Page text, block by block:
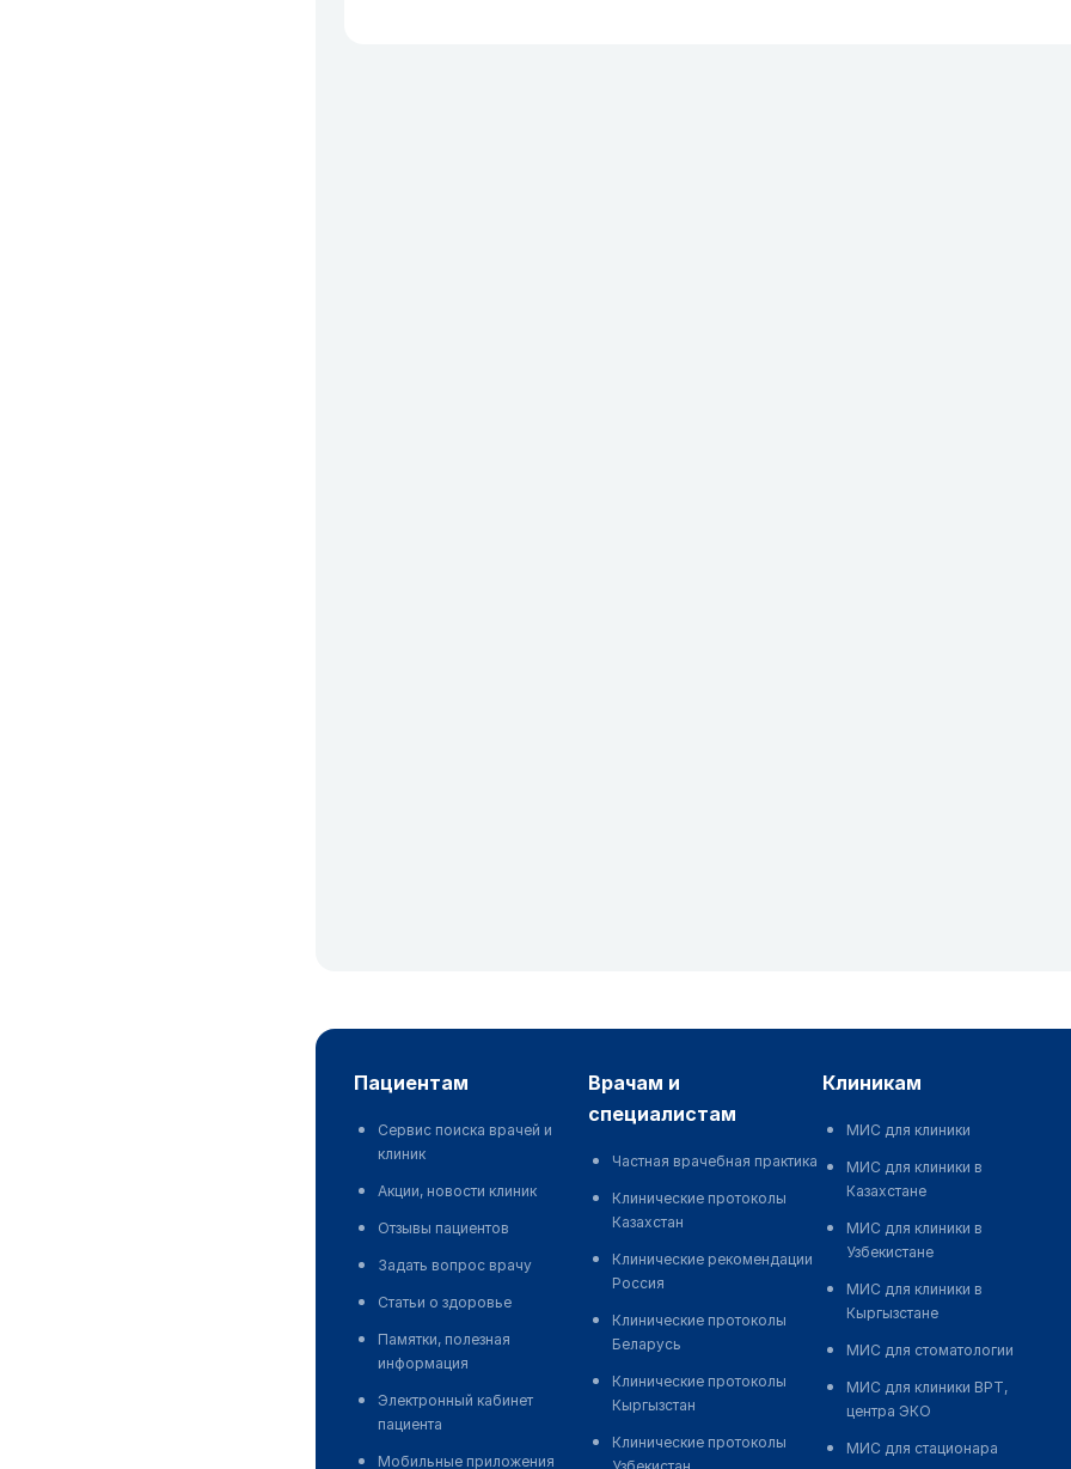
пациентам
Сервис поиска врачей и
клиник
Акции, новости клиник
Отзывы пациентов
Задать вопрос врачу
Статьи о здоровье
Памятки, полезная
информация
Электронный кабинет
пациента
Мобильные приложения
врачам и
специалистам
Частная врачебная практика
Клинические протоколы
Казахстан
Клинические рекомендации
Россия
Клинические протоколы
Беларусь
Клинические протоколы
Кыргызстан
Клинические протоколы
клиникам
МИС для клиники
МИС для клиники в
Казахстане
МИС для клиники в
Узбекистане
МИС для клиники в
Кыргызстане
МИС для стоматологии
МИС для клиники ВРТ,
центра ЭКО
МИС для стационара